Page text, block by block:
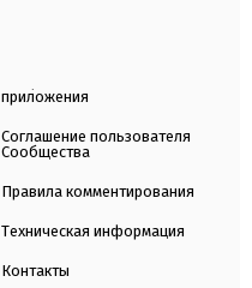
приложения
Соглашение пользователя
Сообщества
Правила комментирования
Техническая информация
Контакты